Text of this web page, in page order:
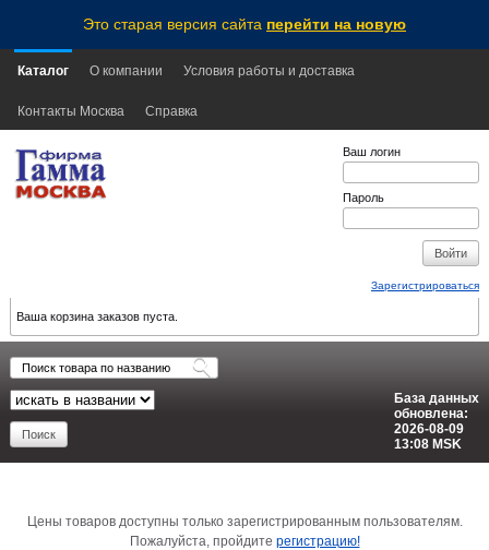
Это старая версия сайта перейти на новую
Каталог О компании Условия работы и доставка
Контакты Москва Справка
Ваш логин
Пароль
Зарегистрироваться
Ваша корзина заказов пуста.
База данных
обновлена:
2026-08-09
13:08 MSK
Цены товаров доступны только зарегистрированным пользователям.
Пожалуйста, пройдите регистрацию!